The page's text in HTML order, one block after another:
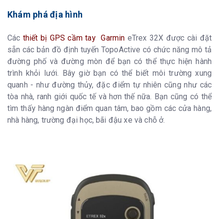
Khám phá địa hình
Các thiết bị GPS cầm tay Garmin eTrex 32X được cài đặt
sẵn các bản đồ định tuyến TopoActive có chức năng mô tả
đường phố và đường mòn để bạn có thể thực hiện hành
trình khỏi lưới. Bây giờ bạn có thể biết môi trường xung
quanh - như đường thủy, đặc điểm tự nhiên cũng như các
tòa nhà, ranh giới quốc tế và hơn thế nữa. Bạn cũng có thể
tìm thấy hàng ngàn điểm quan tâm, bao gồm các cửa hàng,
nhà hàng, trường đại học, bãi đậu xe và chỗ ở.